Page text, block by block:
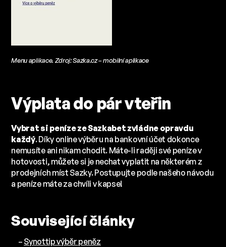
Menu aplikace. Zdroj: Sazka.cz – mobilní aplikace
Výplata do pár vteřin
Vybrat si peníze ze Sazkabet zvládne opravdu
každý. Díky online výběru na bankovní účet dokonce
nemusíte ani nikam chodit. Máte-li raději své peníze v
hotovosti, můžete si je nechat vyplatit na některém z
prodejních míst Sazky. Postupujte podle našeho návodu
a peníze máte za chvíli v kapse!
Související články
– Synottip výběr peněz